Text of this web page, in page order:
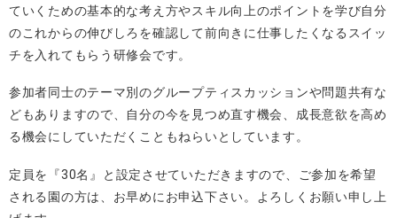
ていくための基本的な考え方やスキル向上のポイントを学び自分
のこれからの伸びしろを確認して前向きに仕事したくなるスイッ
チを入れてもらう研修会です。
参加者同士のテーマ別のグループティスカッションや問題共有な
どもありますので、自分の今を見つめ直す機会、成長意欲を高め
る機会にしていただくこともねらいとしています。
定員を『30名』と設定させていただきますので、ご参加を希望
される園の方は、お早めにお申込下さい。よろしくお願い申し上